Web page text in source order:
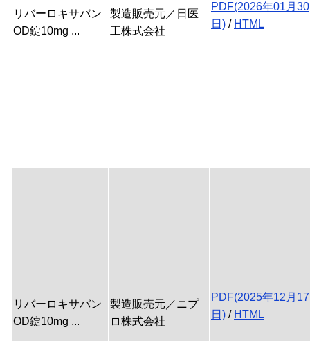
リバーロキサバン
OD錠10mg ...
製造販売元／日医
工株式会社
PDF(2026年01月30
日) / HTML
リバーロキサバン
OD錠10mg ...
製造販売元／ニプ
ロ株式会社
PDF(2025年12月17
日) / HTML